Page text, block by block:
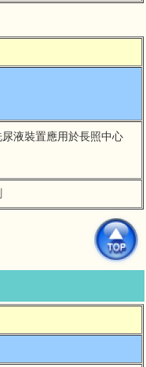
液裝置應用於長照中心